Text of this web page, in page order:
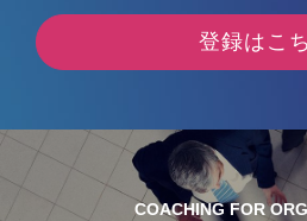
登録はこ
COACHING FOR